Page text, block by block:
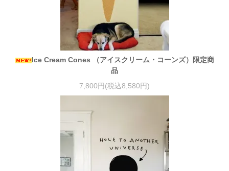
Ice Cream Cones （アイスクリーム・コーンズ）限定商
品
7,800円(税込8,580円)